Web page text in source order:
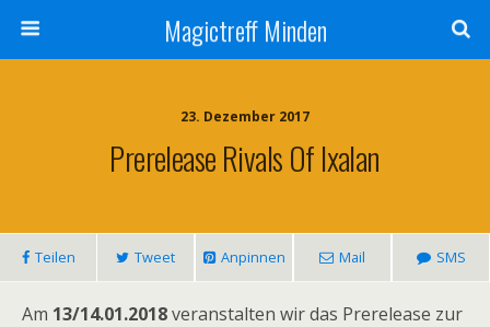
Magictreff Minden
23. Dezember 2017
Prerelease Rivals Of Ixalan
Teilen Tweet Anpinnen Mail SMS
Am 13/14.01.2018veranstalten wir das Prerelease zur